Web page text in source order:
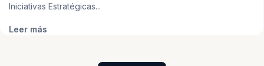
Iniciativas Estratégicas...
Leer más